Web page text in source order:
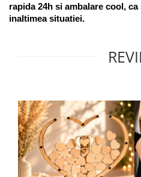
rapida 24h si ambalare cool,
inaltimea situatiei.